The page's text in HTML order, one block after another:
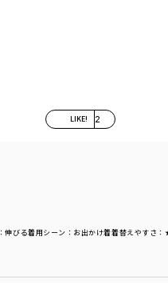
LIKE! 2
：伸びる着用シーン ：お出かけ着着替えやすさ